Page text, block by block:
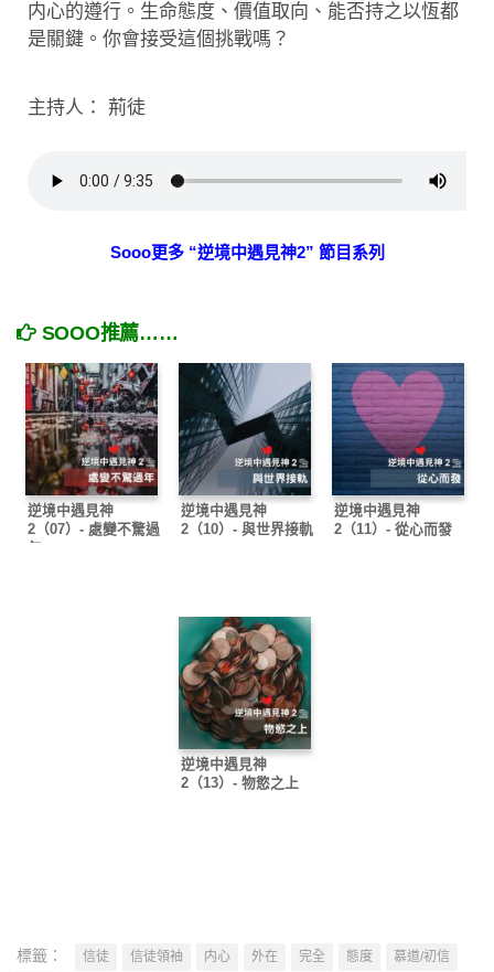
内心的遵行。生命態度、價值取向、能否持之以恆都
是關鍵。你會接受這個挑戰嗎？
主持人： 荊徒
Sooo更多 “逆境中遇見神2” 節目系列
SOOO推薦……
逆境中遇見神
2（07）- 處變不驚過
年
逆境中遇見神
2（10）- 與世界接軌
逆境中遇見神
2（11）- 從心而發
逆境中遇見神
2（13）- 物慾之上
標籤： 信徒 信徒領袖 内心 外在 完全 態度
慕道/初信